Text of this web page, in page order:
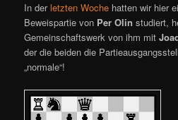
In derletzten Woche hatten wir hier
Beweispartie von Per Olin studiert,
Gemeinschaftswerk von ihm mit
der die beiden die
„normale“!